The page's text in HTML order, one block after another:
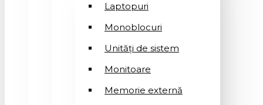
Laptopuri
Monoblocuri
Unități de sistem
Monitoare
Memorie externă